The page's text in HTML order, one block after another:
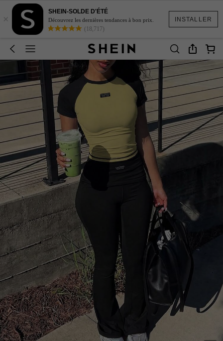
INSTALLER
×
SHEIN-SOLDE D'ÉTÉ
Découvrez les dernières tendances à bon prix.
(18,717)